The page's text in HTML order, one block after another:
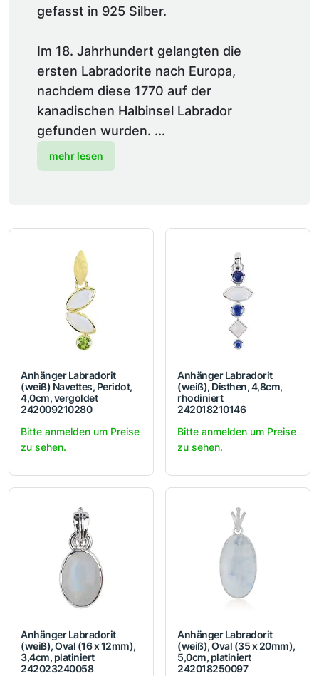
gefasst in 925 Silber.
Im 18. Jahrhundert gelangten die
ersten Labradorite nach Europa,
nachdem diese 1770 auf der
kanadischen Halbinsel Labrador
gefunden wurden. ...
mehr lesen
Anhänger Labradorit
(weiß) Navettes, Peridot,
4,0cm, vergoldet
242009210280
Bitte anmelden um Preise
zu sehen.
Anhänger Labradorit
(weiß), Disthen, 4,8cm,
rhodiniert
242018210146
Bitte anmelden um Preise
zu sehen.
Anhänger Labradorit
(weiß), Oval (16 x 12mm),
3,4cm, platiniert
242023240058
Anhänger Labradorit
(weiß), Oval (35 x 20mm),
5,0cm, platiniert
242018250097